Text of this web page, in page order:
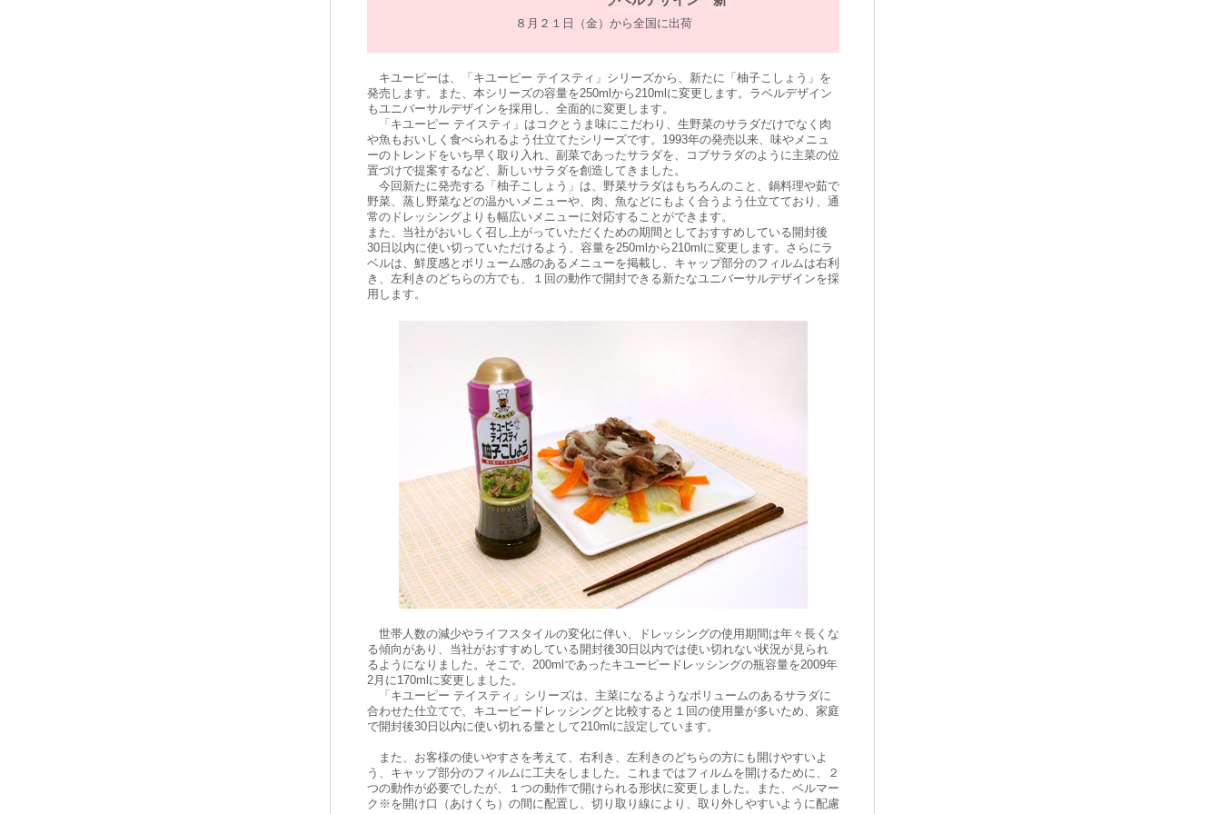
８月２１日（金）から全国に出荷
キユーピーは、「キユーピー テイスティ」シリーズから、新たに「柚子こしょう」を
発売します。また、本シリーズの容量を250mlから210mlに変更します。ラベルデザイン
もユニバーサルデザインを採用し、全面的に変更します。
「キユーピー テイスティ」はコクとうま味にこだわり、生野菜のサラダだけでなく肉
や魚もおいしく食べられるよう仕立てたシリーズです。1993年の発売以来、味やメニュ
ーのトレンドをいち早く取り入れ、副菜であったサラダを、コブサラダのように主菜の位
置づけで提案するなど、新しいサラダを創造してきました。
今回新たに発売する「柚子こしょう」は、野菜サラダはもちろんのこと、鍋料理や茹で
野菜、蒸し野菜などの温かいメニューや、肉、魚などにもよく合うよう仕立てており、通
常のドレッシングよりも幅広いメニューに対応することができます。
また、当社がおいしく召し上がっていただくための期間としておすすめしている開封後
30日以内に使い切っていただけるよう、容量を250mlから210mlに変更します。さらにラ
ベルは、鮮度感とボリューム感のあるメニューを掲載し、キャップ部分のフィルムは右利
き、左利きのどちらの方でも、１回の動作で開封できる新たなユニバーサルデザインを採
用します。
世帯人数の減少やライフスタイルの変化に伴い、ドレッシングの使用期間は年々長くな
る傾向があり、当社がおすすめしている開封後30日以内では使い切れない状況が見られ
るようになりました。そこで、200mlであったキユーピードレッシングの瓶容量を2009年
2月に170mlに変更しました。
「キユーピー テイスティ」シリーズは、主菜になるようなボリュームのあるサラダに
合わせた仕立てで、キユーピードレッシングと比較すると１回の使用量が多いため、家庭
で開封後30日以内に使い切れる量として210mlに設定しています。
また、お客様の使いやすさを考えて、右利き、左利きのどちらの方にも開けやすいよ
う、キャップ部分のフィルムに工夫をしました。これまではフィルムを開けるために、２
つの動作が必要でしたが、１つの動作で開けられる形状に変更しました。また、ベルマー
ク※を開け口（あけくち）の間に配置し、切り取り線により、取り外しやすいように配慮